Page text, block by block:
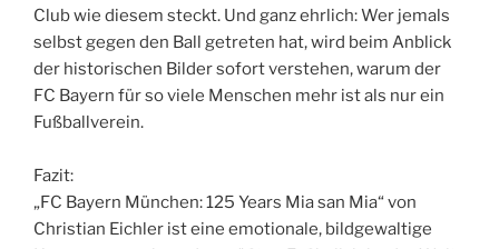
Club wie diesem steckt. Und ganz ehrlich: Wer jemals
selbst gegen den Ball getreten hat, wird beim Anblick
der historischen Bilder sofort verstehen, warum der
FC Bayern für so viele Menschen mehr ist als nur ein
Fußballverein.
Fazit:
„FC Bayern München: 125 Years Mia san Mia“ von
Christian Eichler ist eine emotionale, bildgewaltige